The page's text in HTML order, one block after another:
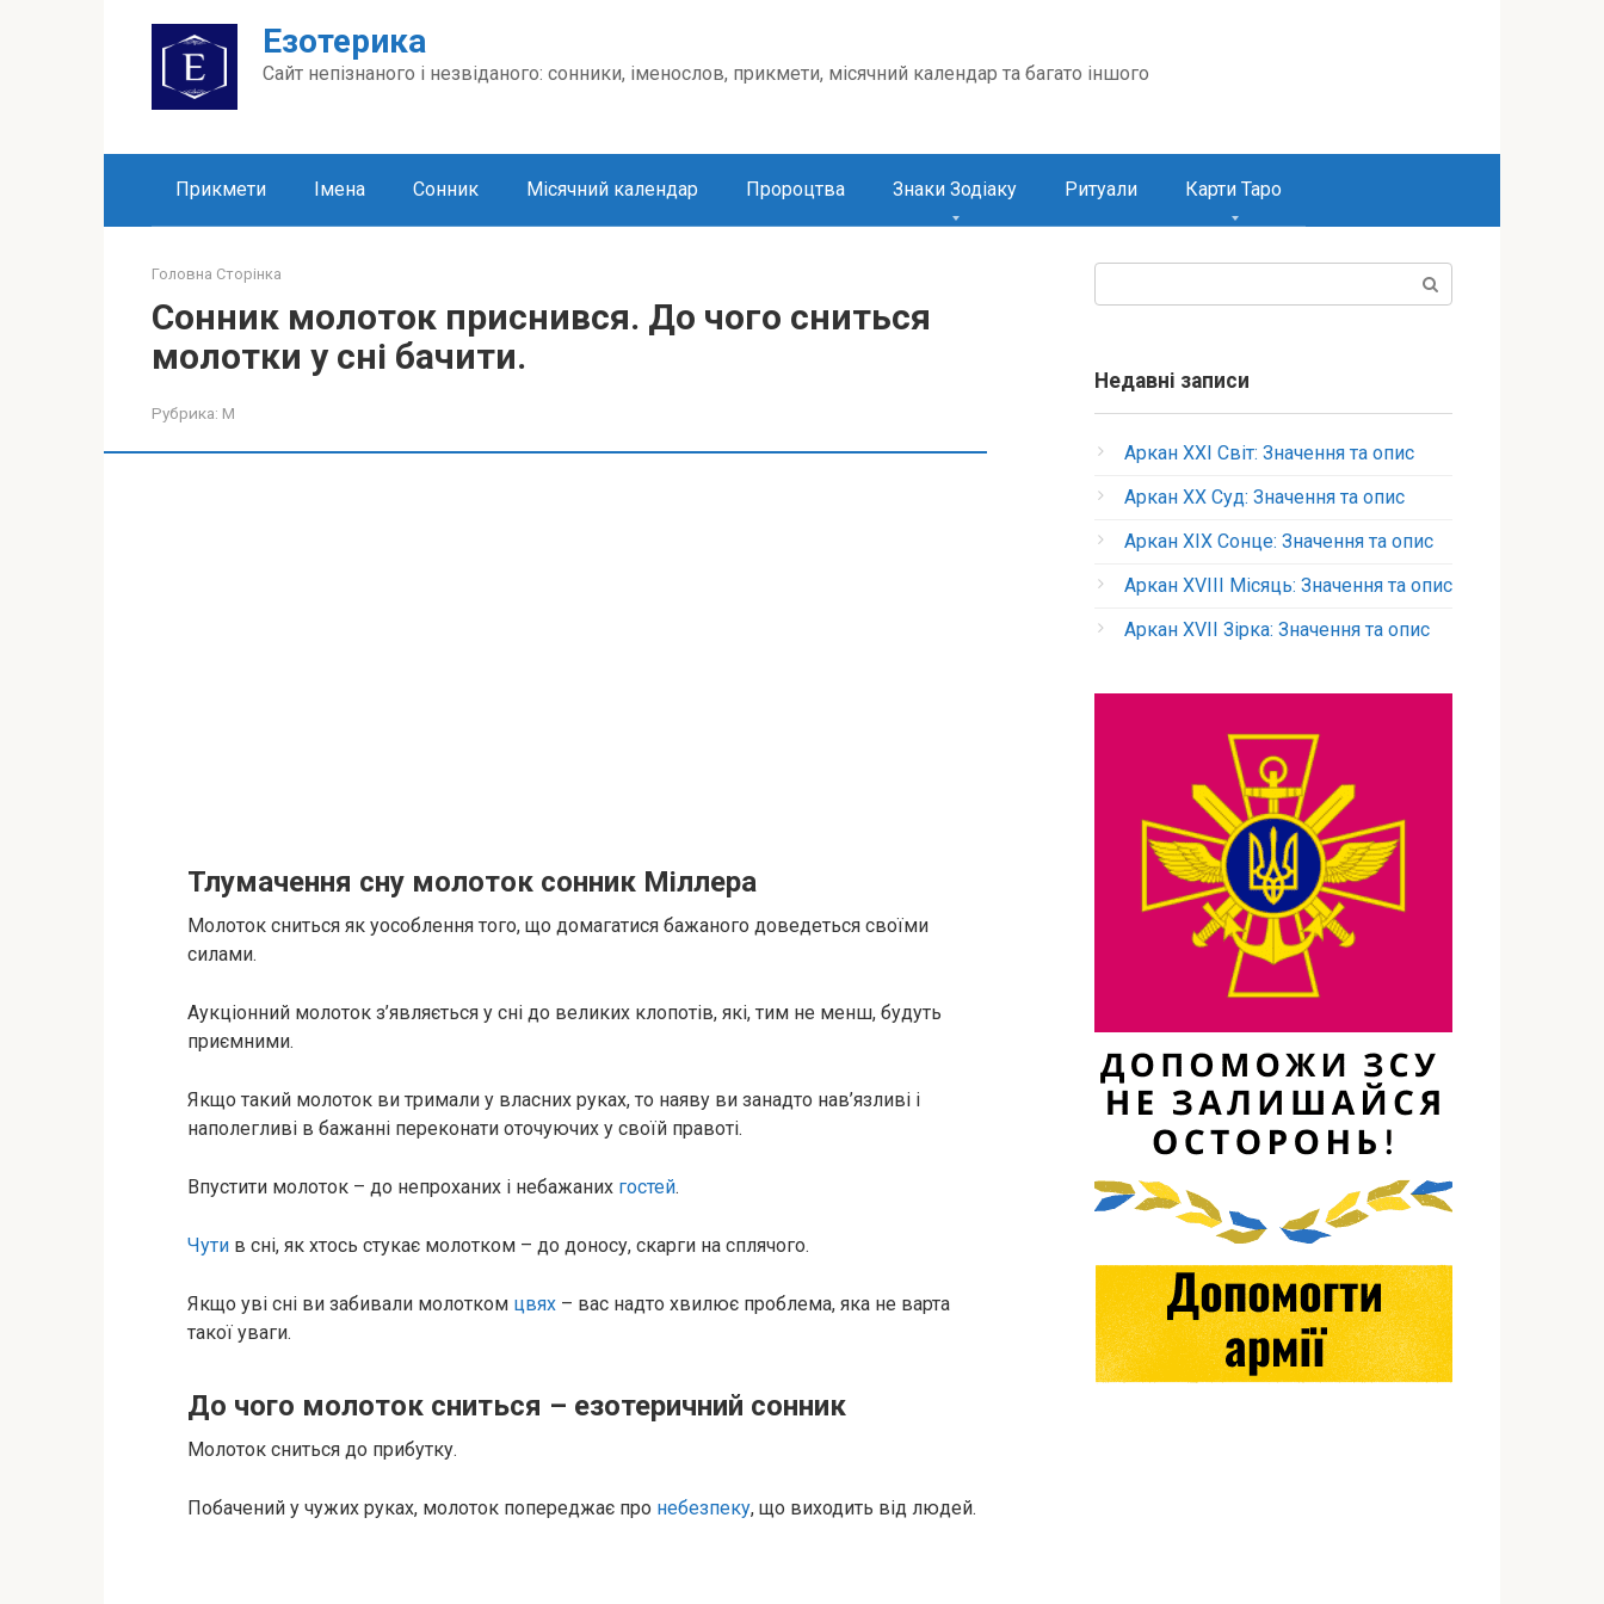
Езотерика
Сайт непізнаного і незвіданого: сонники, іменослов, прикмети, місячний календар та багато іншого
Прикмети Імена Сонник Місячний календар Пророцтва Знаки Зодіаку Ритуали Карти Таро
Головна Сторінка
Сонник молоток приснився. До чого сниться
молотки у сні бачити.
Рубрика: М
Тлумачення сну молоток сонник Міллера
Молоток сниться як уособлення того, що домагатися бажаного доведеться своїми
силами.
Аукціонний молоток з’являється у сні до великих клопотів, які, тим не менш, будуть
приємними.
Якщо такий молоток ви тримали у власних руках, то наяву ви занадто нав’язливі і
наполегливі в бажанні переконати оточуючих у своїй правоті.
Впустити молоток – до непроханих і небажаних гостей.
Чути в сні, як хтось стукає молотком – до доносу, скарги на сплячого.
Якщо уві сні ви забивали молотком цвях – вас надто хвилює проблема, яка не варта
такої уваги.
До чого молоток сниться – езотеричний сонник
Молоток сниться до прибутку.
Побачений у чужих руках, молоток попереджає про небезпеку, що виходить від людей.
Недавні записи
Аркан XXI Світ: Значення та опис
Аркан XX Суд: Значення та опис
Аркан XIX Сонце: Значення та опис
Аркан XVIII Місяць: Значення та опис
Аркан XVII Зірка: Значення та опис